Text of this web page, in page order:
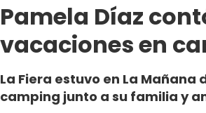
Pamela Díaz
vacaciones en
La Fiera estuvo en La
camping junto a su familia y